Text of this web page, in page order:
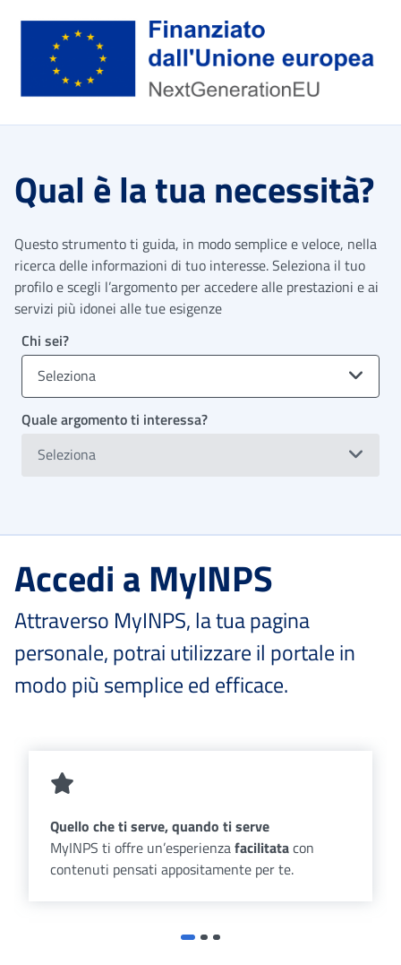
Qual è la tua necessità?
Questo strumento ti guida, in modo semplice e veloce, nella
ricerca delle informazioni di tuo interesse. Seleziona il tuo
profilo e scegli l’argomento per accedere alle prestazioni e ai
servizi più idonei alle tue esigenze
Chi sei?
Seleziona
Quale argomento ti interessa?
Seleziona
Accedi a MyINPS
Attraverso MyINPS, la tua pagina
personale, potrai utilizzare il portale in
modo più semplice ed efficace.
Quello che ti serve, quando ti serve
MyINPS ti offre un’esperienzafacilitatacon
contenuti pensati appositamente per te.